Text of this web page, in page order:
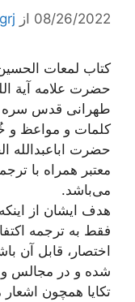
08/26/2022 از
کتاب لمعات
حضرت علامه آیة
طهرانی قدس سره
کلمات و مواعظ و
حضرت اباعبدالله
معتبر همراه با
می‌باشد.
هدف ایشان از
فقط به ترجمه
اختصار، قابل آن
شده و در مجالس
تکایا همچون